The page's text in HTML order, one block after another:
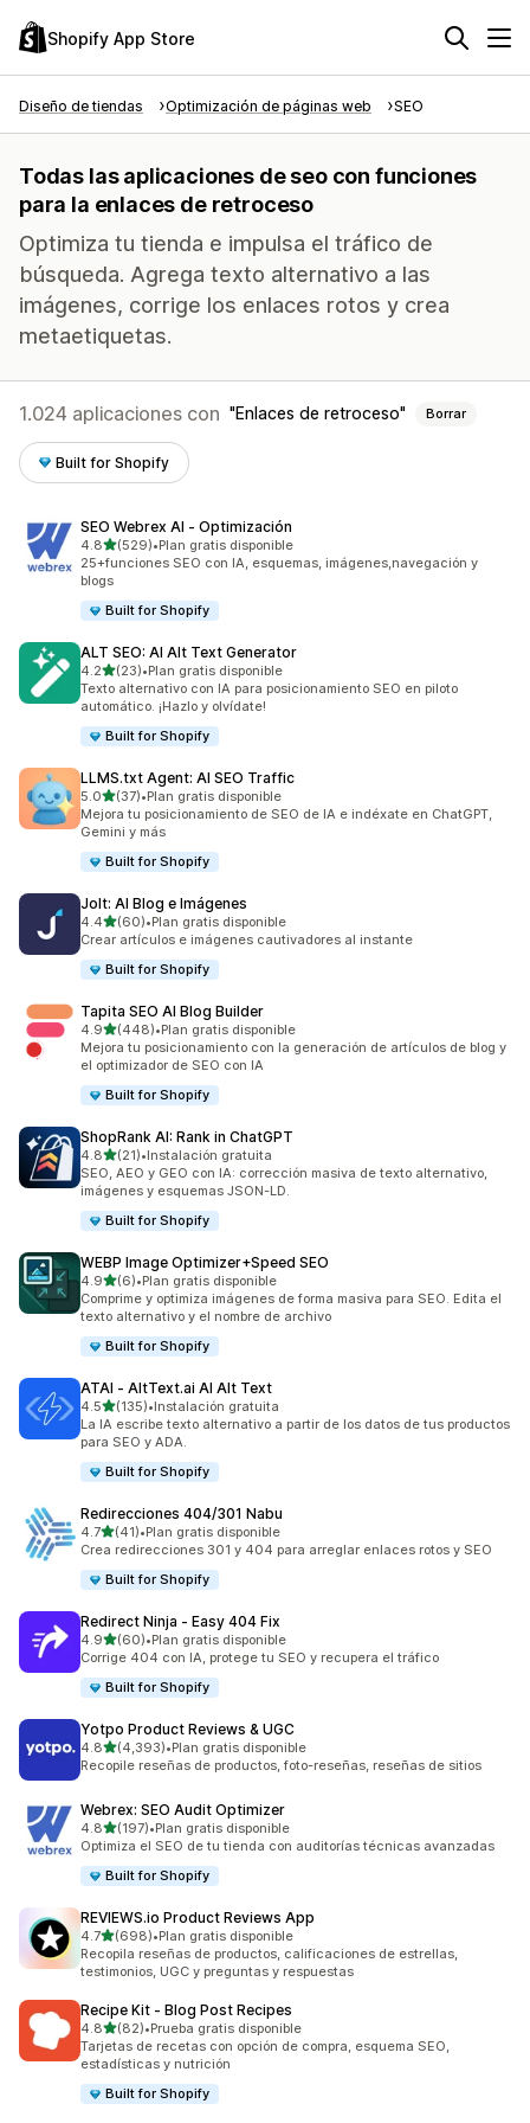
Shopify App Store
Diseño de tiendas Optimización de páginas web SEO
Todas las aplicaciones de seo con funciones
para la enlaces de retroceso
Optimiza tu tienda e impulsa el tráfico de
búsqueda. Agrega texto alternativo a las
imágenes, corrige los enlaces rotos y crea
metaetiquetas.
1.024 aplicaciones con Enlaces de retroceso Borrar
Built for Shopify
SEO Webrex AI ‑ Optimización
4.8de 5 estrellas
(529)
529 reseñas en total
•Plan gratis disponible
25+funciones SEO con IA, esquemas, imágenes,navegación y
blogs
Built for Shopify
ALT SEO: AI Alt Text Generator
4.2de 5 estrellas
(23)
23 reseñas en total
•Plan gratis disponible
Texto alternativo con IA para posicionamiento SEO en piloto
automático. ¡Hazlo y olvídate!
Built for Shopify
LLMS.txt Agent: AI SEO Traffic
5.0de 5 estrellas
(37)
37 reseñas en total
•Plan gratis disponible
Mejora tu posicionamiento de SEO de IA e indéxate en ChatGPT,
Gemini y más
Built for Shopify
Jolt: AI Blog e Imágenes
4.4de 5 estrellas
(60)
60 reseñas en total
•Plan gratis disponible
Crear artículos e imágenes cautivadores al instante
Built for Shopify
Tapita SEO AI Blog Builder
4.9de 5 estrellas
(448)
448 reseñas en total
•Plan gratis disponible
Mejora tu posicionamiento con la generación de artículos de blog y
el optimizador de SEO con IA
Built for Shopify
ShopRank AI: Rank in ChatGPT
4.8de 5 estrellas
(21)
21 reseñas en total
•Instalación gratuita
SEO, AEO y GEO con IA: corrección masiva de texto alternativo,
imágenes y esquemas JSON-LD.
Built for Shopify
WEBP Image Optimizer+Speed SEO
4.9de 5 estrellas
(6)
6 reseñas en total
•Plan gratis disponible
Comprime y optimiza imágenes de forma masiva para SEO. Edita el
texto alternativo y el nombre de archivo
Built for Shopify
ATAI ‑ AltText.ai AI Alt Text
4.5de 5 estrellas
(135)
135 reseñas en total
•Instalación gratuita
La IA escribe texto alternativo a partir de los datos de tus productos
para SEO y ADA.
Built for Shopify
Redirecciones 404/301 Nabu
4.7de 5 estrellas
(41)
41 reseñas en total
•Plan gratis disponible
Crea redirecciones 301 y 404 para arreglar enlaces rotos y SEO
Built for Shopify
Redirect Ninja ‑ Easy 404 Fix
4.9de 5 estrellas
(60)
60 reseñas en total
•Plan gratis disponible
Corrige 404 con IA, protege tu SEO y recupera el tráfico
Built for Shopify
Yotpo Product Reviews & UGC
4.8de 5 estrellas
(4,393)
4393 reseñas en total
•Plan gratis disponible
Recopile reseñas de productos, foto-reseñas, reseñas de sitios
Webrex: SEO Audit Optimizer
4.8de 5 estrellas
(197)
197 reseñas en total
•Plan gratis disponible
Optimiza el SEO de tu tienda con auditorías técnicas avanzadas
Built for Shopify
REVIEWS.io Product Reviews App
4.7de 5 estrellas
(698)
698 reseñas en total
•Plan gratis disponible
Recopila reseñas de productos, calificaciones de estrellas,
testimonios, UGC y preguntas y respuestas
Recipe Kit ‑ Blog Post Recipes
4.8de 5 estrellas
(82)
82 reseñas en total
•Prueba gratis disponible
Tarjetas de recetas con opción de compra, esquema SEO,
estadísticas y nutrición
Built for Shopify